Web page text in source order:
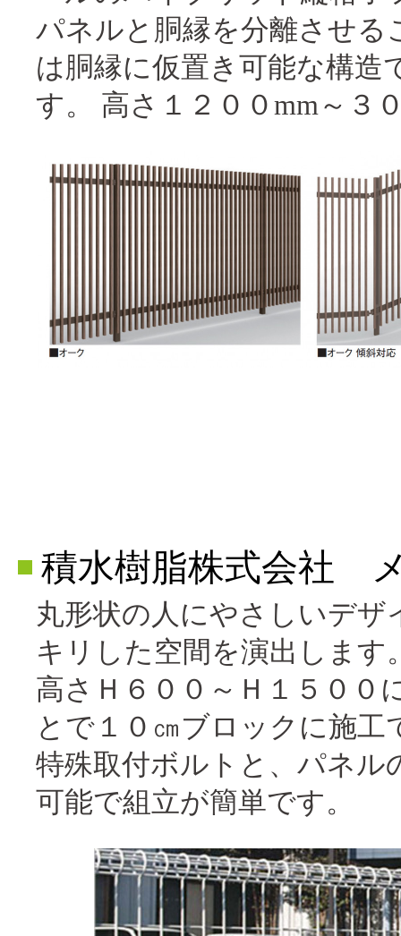
パネルと胴縁を分離させる
は胴縁に仮置き可能な構造
す。 高さ１２００mm～３
積水樹脂株式会社
丸形状の人にやさしいデ
キリした空間を演出します
高さＨ６００～Ｈ１５００
とで１０㎝ブロックに施工
特殊取付ボルトと、パネル
可能で組立が簡単です。